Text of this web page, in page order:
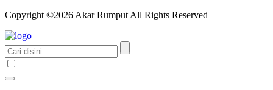
Copyright ©2026 Akar Rumput All Rights Reserved